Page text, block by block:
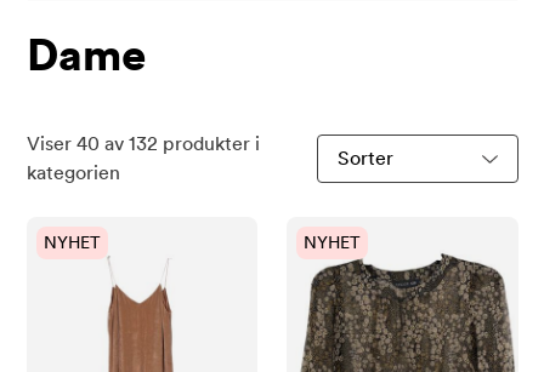
Dame
Viser 40 av 132 produkter i
kategorien
Sorter
produkter
NYHET NYHET